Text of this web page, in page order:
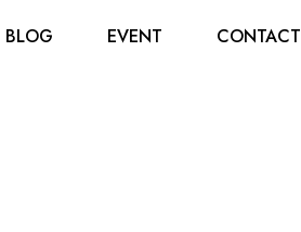
BLOG EVENT CONTACT